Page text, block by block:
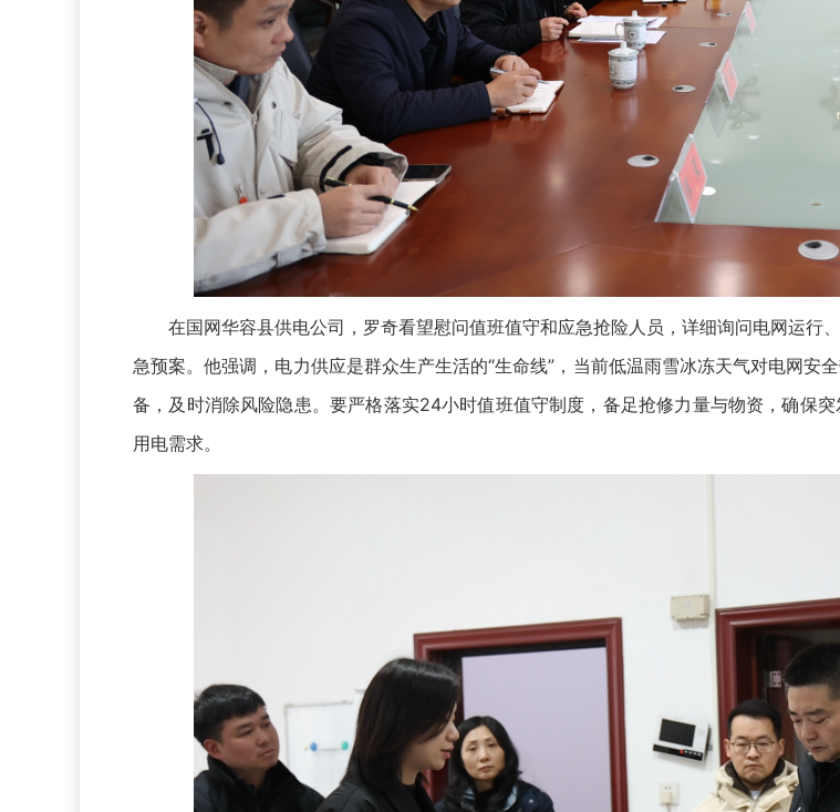
在国网华容县供电公司，罗奇看望慰问值班值守和应急抢险人员，详细询问电网运行
急预案。他强调，电力供应是群众生产生活的“生命线”，当前低温雨雪冰冻天气对电网
备，及时消除风险隐患。要严格落实24小时值班值守制度，备足抢修力量与物资，确保
用电需求。